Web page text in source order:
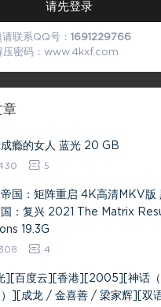
请先登录
请联系QQ号： 1691229766
压密码：www.4kxf.com
章
瘾的女人 蓝光 20 GB
5
国：矩阵重启 4K高清MKV版
：复兴 2021 The Matrix
19.3G
4
][百度云][香港][2005][神话
）][成龙 / 金喜善 / 梁家辉][双